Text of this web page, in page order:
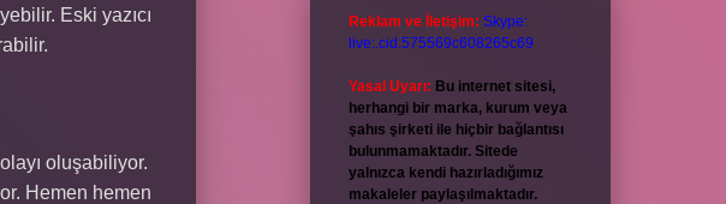
Eski yazıcı
oluşabiliyor.
Hemen hemen
Reklam ve İletişim: Skype:
live:.cid.575569c608265c69
Yasal Uyarı: Bu internet sitesi,
herhangi bir marka, kurum veya
şahıs şirketi ile hiçbir bağlantısı
bulunmamaktadır. Sitede
yalnızca kendi hazırladığımız
makaleler paylaşılmaktadır.